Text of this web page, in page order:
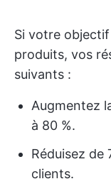
Si votre
produits, vos
suivants :
Augmentez
à 80 %.
Réduisez de
clients.